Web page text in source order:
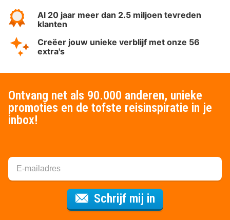
Al 20 jaar meer dan 2.5 miljoen tevreden
klanten
Creëer jouw unieke verblijf met onze 56
extra's
Ontvang net als 90.000 anderen, unieke
promoties en de tofste reisinspiratie in je
inbox!
Schrijf mij in